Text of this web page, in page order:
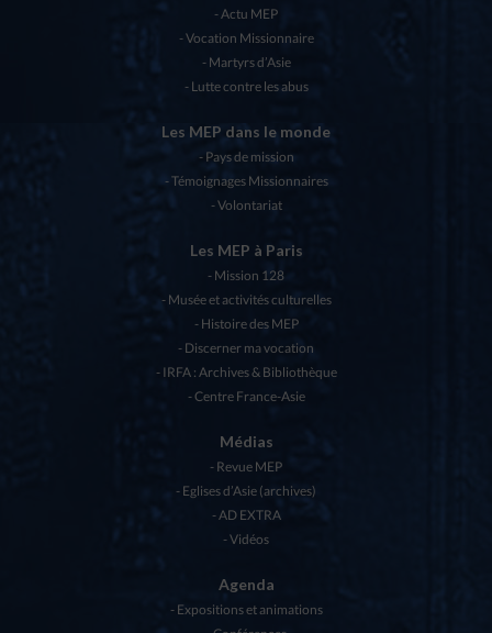
Actu MEP
Vocation Missionnaire
Martyrs d’Asie
Lutte contre les abus
Les MEP dans le monde
Pays de mission
Témoignages Missionnaires
Volontariat
Les MEP à Paris
Mission 128
Musée et activités culturelles
Histoire des MEP
Discerner ma vocation
IRFA : Archives & Bibliothèque
Centre France-Asie
Médias
Revue MEP
Eglises d’Asie (archives)
AD EXTRA
Vidéos
Agenda
Expositions et animations